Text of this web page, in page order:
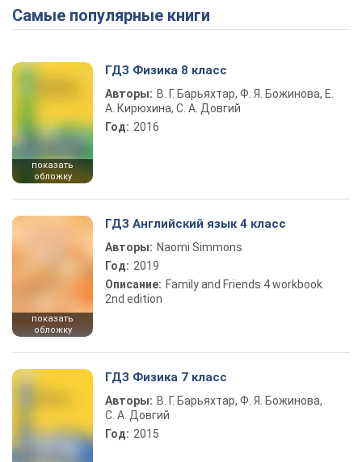
Самые популярные книги
показать
обложку
ГДЗ Физика 8 класс
Авторы: В. Г. Барьяхтар, Ф. Я. Божинова, Е.
А. Кирюхина, С. А. Довгий
Год: 2016
показать
обложку
ГДЗ Английский язык 4 класс
Авторы: Naomi Simmons
Год: 2019
Описание: Family and Friends 4 workbook
2nd edition
ГДЗ Физика 7 класс
Авторы: В. Г. Барьяхтар, Ф. Я. Божинова,
С. А. Довгий
Год: 2015